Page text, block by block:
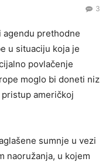
3
agendu prethodne
u situaciju koja je
povlačenje
moglo bi doneti niz
američkoj
sumnje u vezi
naoružanja, u kojem